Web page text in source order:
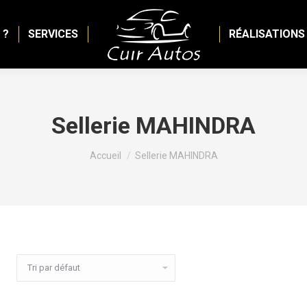
? SERVICES RÉALISATIONS
Sellerie MAHINDRA
Accueil Sellerie MAHINDRA